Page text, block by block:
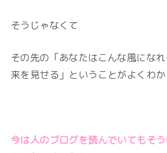
そうじゃなくて
その先の「あなたはこんな風にな
来を見せる」ということがよくわか
今は人のブログを読んでいてもそ